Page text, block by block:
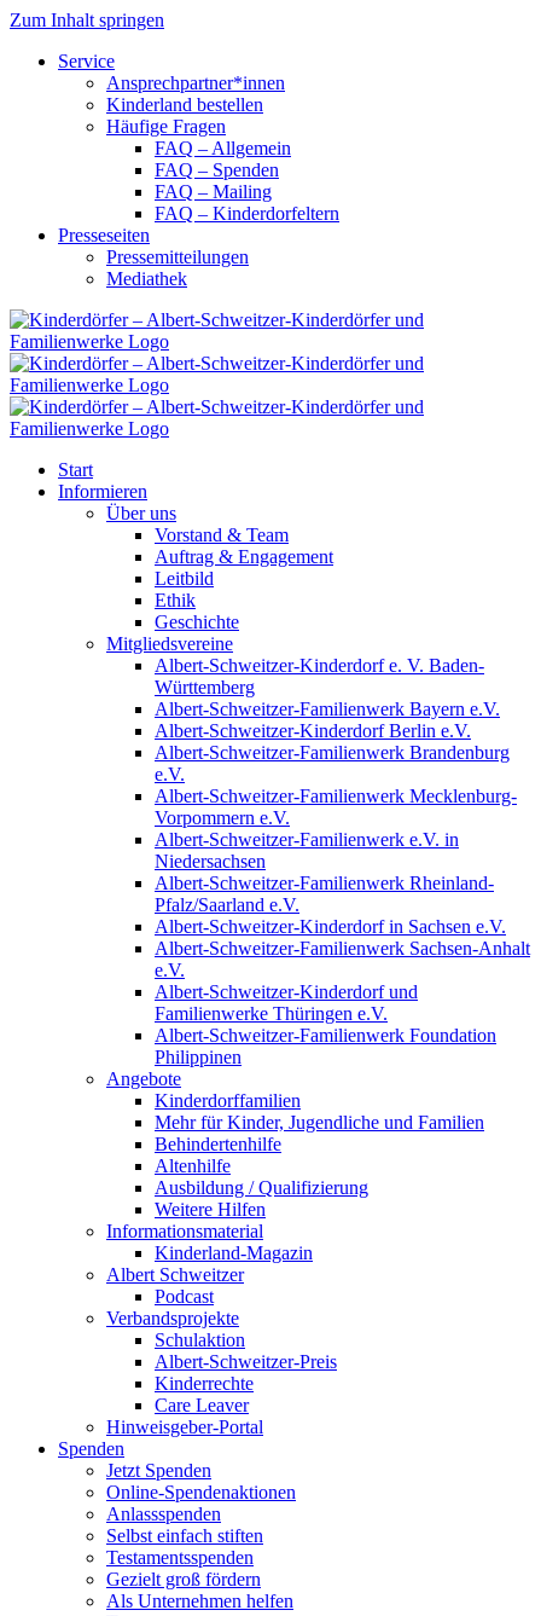
Zum Inhalt springen
Service
Ansprechpartner*innen
Kinderland bestellen
Häufige Fragen
FAQ – Allgemein
FAQ – Spenden
FAQ – Mailing
FAQ – Kinderdorfeltern
Presseseiten
Pressemitteilungen
Mediathek
Start
Informieren
Über uns
Vorstand & Team
Auftrag & Engagement
Leitbild
Ethik
Geschichte
Mitgliedsvereine
Albert-Schweitzer-Kinderdorf e. V. Baden-
Württemberg
Albert-Schweitzer-Familienwerk Bayern e.V.
Albert-Schweitzer-Kinderdorf Berlin e.V.
Albert-Schweitzer-Familienwerk Brandenburg
e.V.
Albert-Schweitzer-Familienwerk Mecklenburg-
Vorpommern e.V.
Albert-Schweitzer-Familienwerk e.V. in
Niedersachsen
Albert-Schweitzer-Familienwerk Rheinland-
Pfalz/Saarland e.V.
Albert-Schweitzer-Kinderdorf in Sachsen e.V.
Albert-Schweitzer-Familienwerk Sachsen-Anhalt
e.V.
Albert-Schweitzer-Kinderdorf und
Familienwerke Thüringen e.V.
Albert-Schweitzer-Familienwerk Foundation
Philippinen
Angebote
Kinderdorffamilien
Mehr für Kinder, Jugendliche und Familien
Behindertenhilfe
Altenhilfe
Ausbildung / Qualifizierung
Weitere Hilfen
Informationsmaterial
Kinderland-Magazin
Albert Schweitzer
Podcast
Verbandsprojekte
Schulaktion
Albert-Schweitzer-Preis
Kinderrechte
Care Leaver
Hinweisgeber-Portal
Spenden
Jetzt Spenden
Online-Spendenaktionen
Anlassspenden
Selbst einfach stiften
Testamentsspenden
Gezielt groß fördern
Als Unternehmen helfen